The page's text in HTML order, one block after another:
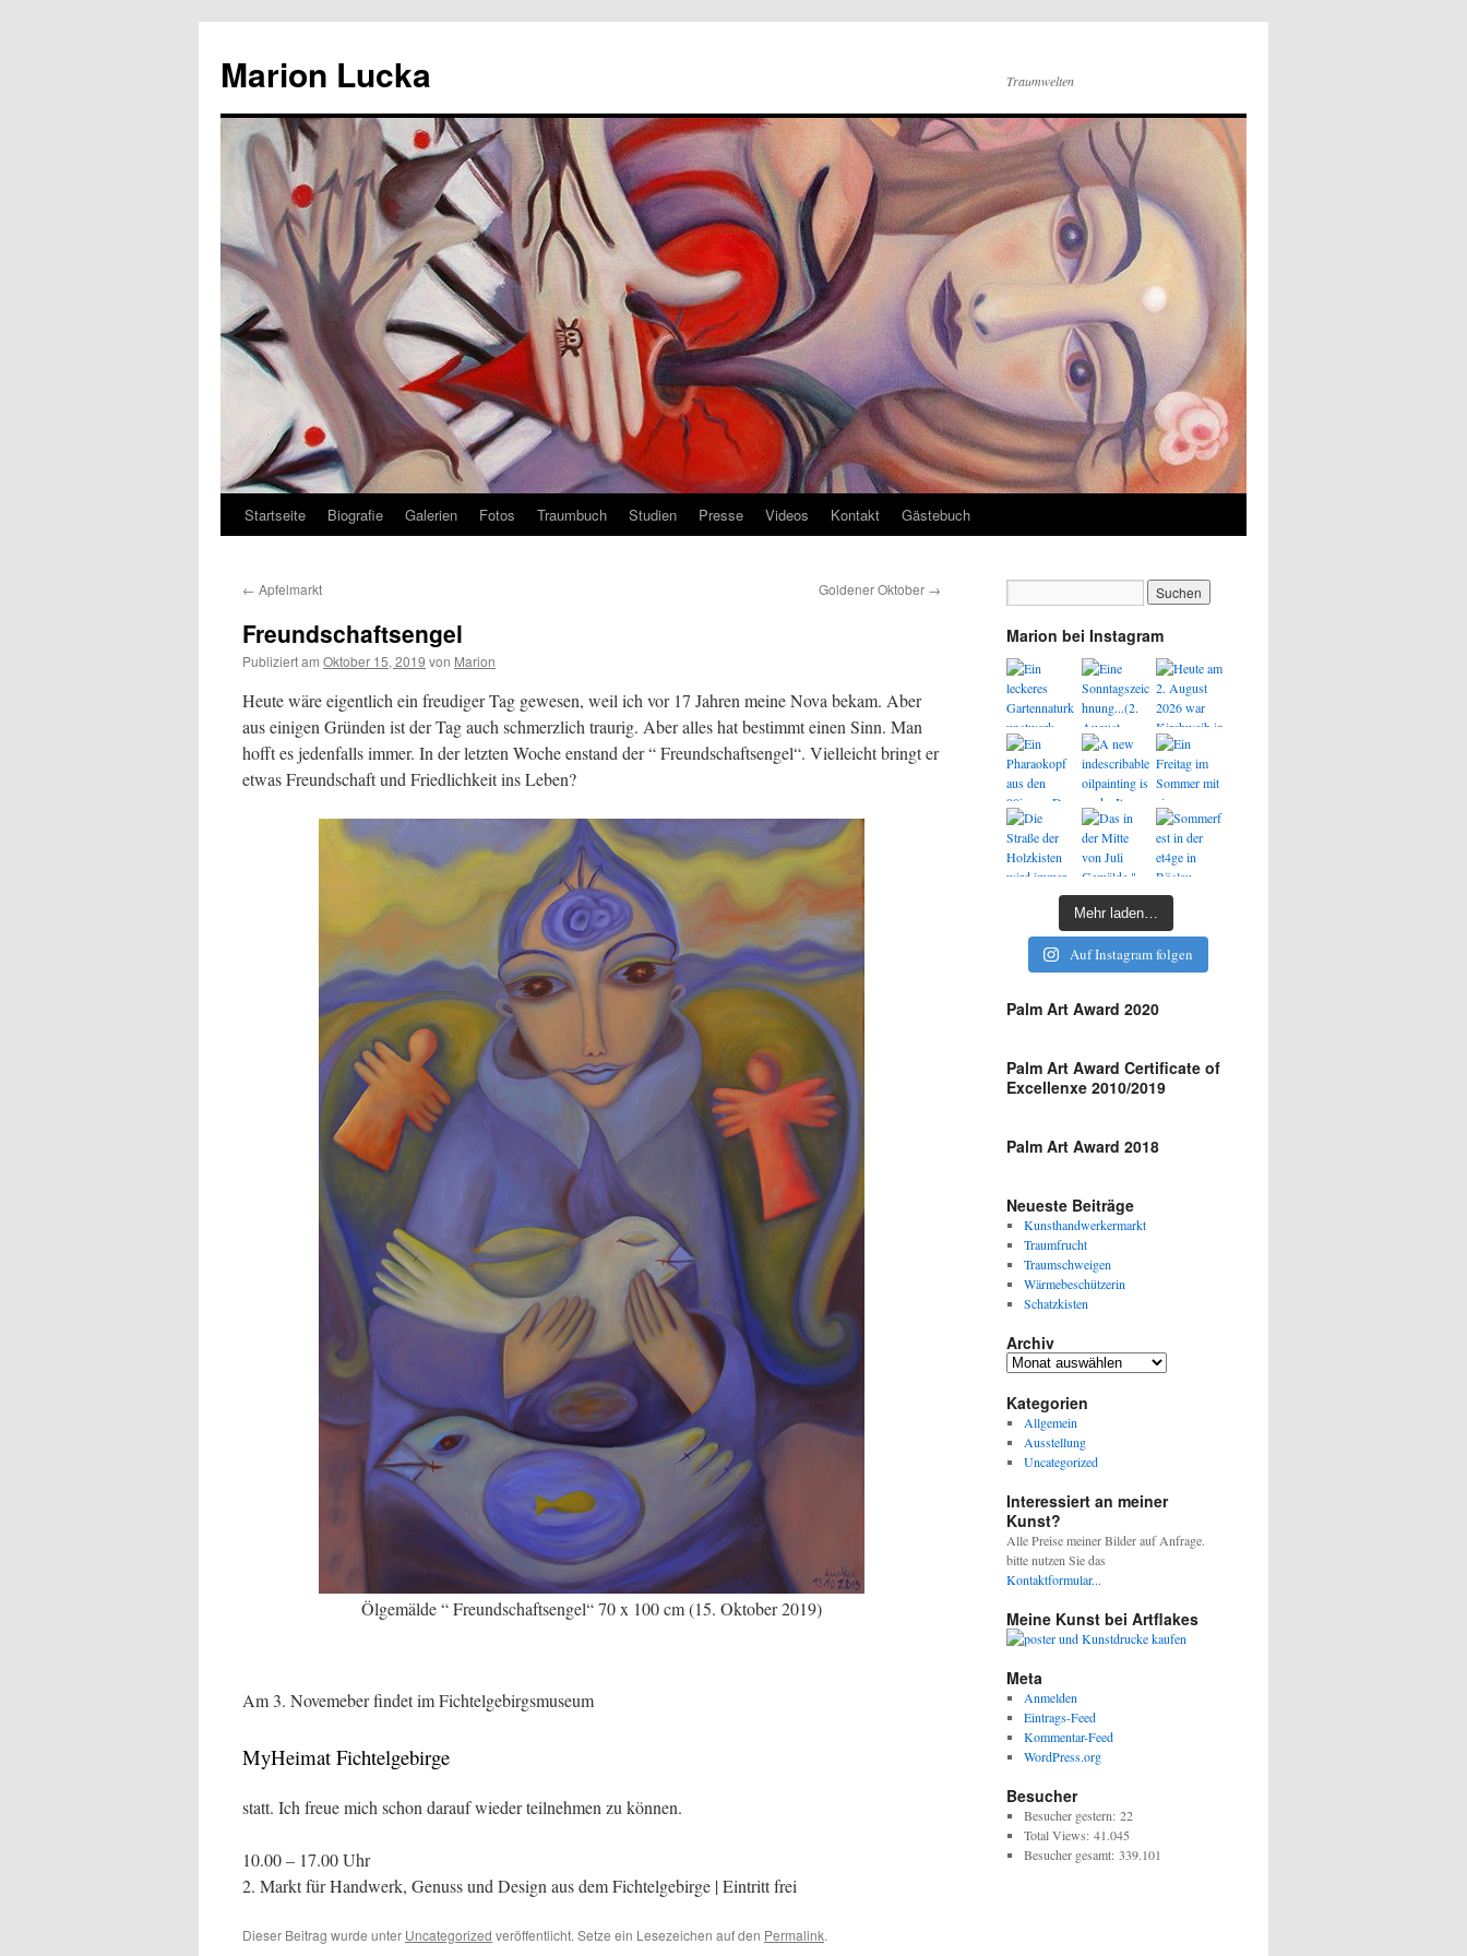
Marion Lucka Traumwelten
Zum
springen
Startseite Biografie Galerien Fotos Traumbuch Studien Presse Videos Kontakt Gästebuch
← Apfelmarkt Goldener Oktober →
Freundschaftsengel
Publiziert am Oktober 15, 2019 von Marion
Heute wäre eigentlich ein freudiger Tag gewesen, weil ich vor 17 Jahren meine Nova bekam. Aber
aus einigen Gründen ist der Tag auch schmerzlich traurig. Aber alles hat bestimmt einen Sinn. Man
hofft es jedenfalls immer. In der letzten Woche enstand der “ Freundschaftsengel“. Vielleicht bringt er
etwas Freundschaft und Friedlichkeit ins Leben?
Ölgemälde “ Freundschaftsengel“ 70 x 100 cm (15. Oktober 2019)
Am 3. Novemeber findet im Fichtelgebirgsmuseum
MyHeimat Fichtelgebirge
statt. Ich freue mich schon darauf wieder teilnehmen zu können.
10.00 – 17.00 Uhr
2. Markt für Handwerk, Genuss und Design aus dem Fichtelgebirge | Eintritt frei
Dieser Beitrag wurde unter Uncategorized veröffentlicht. Setze ein Lesezeichen auf den Permalink.
Marion bei Instagram
Mehr laden…
Auf Instagram folgen
Palm Art Award 2020
Palm Art Award Certificate of
Excellenxe 2010/2019
Palm Art Award 2018
Neueste Beiträge
Kunsthandwerkermarkt
Traumfrucht
Traumschweigen
Wärmebeschützerin
Schatzkisten
Archiv
Archiv
Kategorien
Allgemein
Ausstellung
Uncategorized
Interessiert an meiner
Kunst?
Alle Preise meiner Bilder auf Anfrage.
bitte nutzen Sie das
Kontaktformular...
Meine Kunst bei Artflakes
Meta
Anmelden
Eintrags-Feed
Kommentar-Feed
WordPress.org
Besucher
Besucher gestern: 22
Total Views: 41.045
Besucher gesamt: 339.101